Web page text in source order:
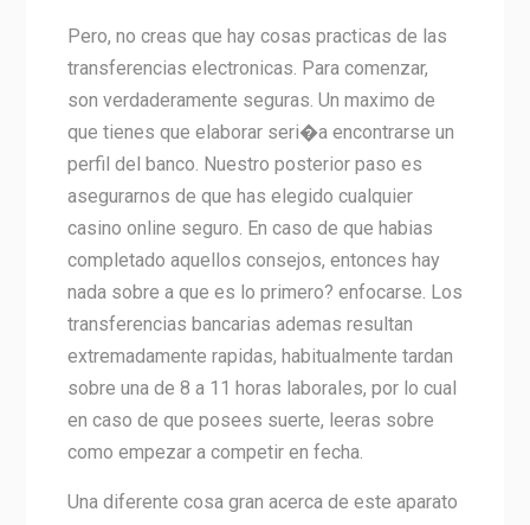
Pero, no creas que hay cosas practicas de las
transferencias electronicas. Para comenzar,
son verdaderamente seguras. Un maximo de
que tienes que elaborar seri�a encontrarse un
perfil del banco. Nuestro posterior paso es
asegurarnos de que has elegido cualquier
casino online seguro. En caso de que habias
completado aquellos consejos, entonces hay
nada sobre a que es lo primero? enfocarse. Los
transferencias bancarias ademas resultan
extremadamente rapidas, habitualmente tardan
sobre una de 8 a 11 horas laborales, por lo cual
en caso de que posees suerte, leeras sobre
como empezar a competir en fecha.
Una diferente cosa gran acerca de este aparato